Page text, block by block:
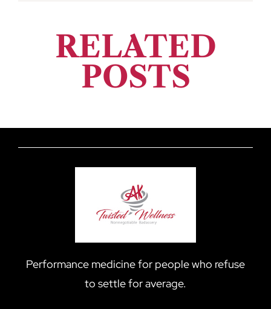
RELATED
POSTS
Performance medicine for people who refuse
to settle for average.